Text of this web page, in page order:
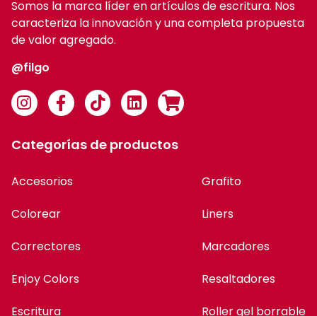
Somos la marca líder en artículos de escritura. Nos
caracteriza la innovación y una completa propuesta
de valor agregado.
@filgo
Categorías de productos
Accesorios
Colorear
Correctores
Enjoy Colors
Escritura
Grafito
Liners
Marcadores
Resaltadores
Roller gel borrable